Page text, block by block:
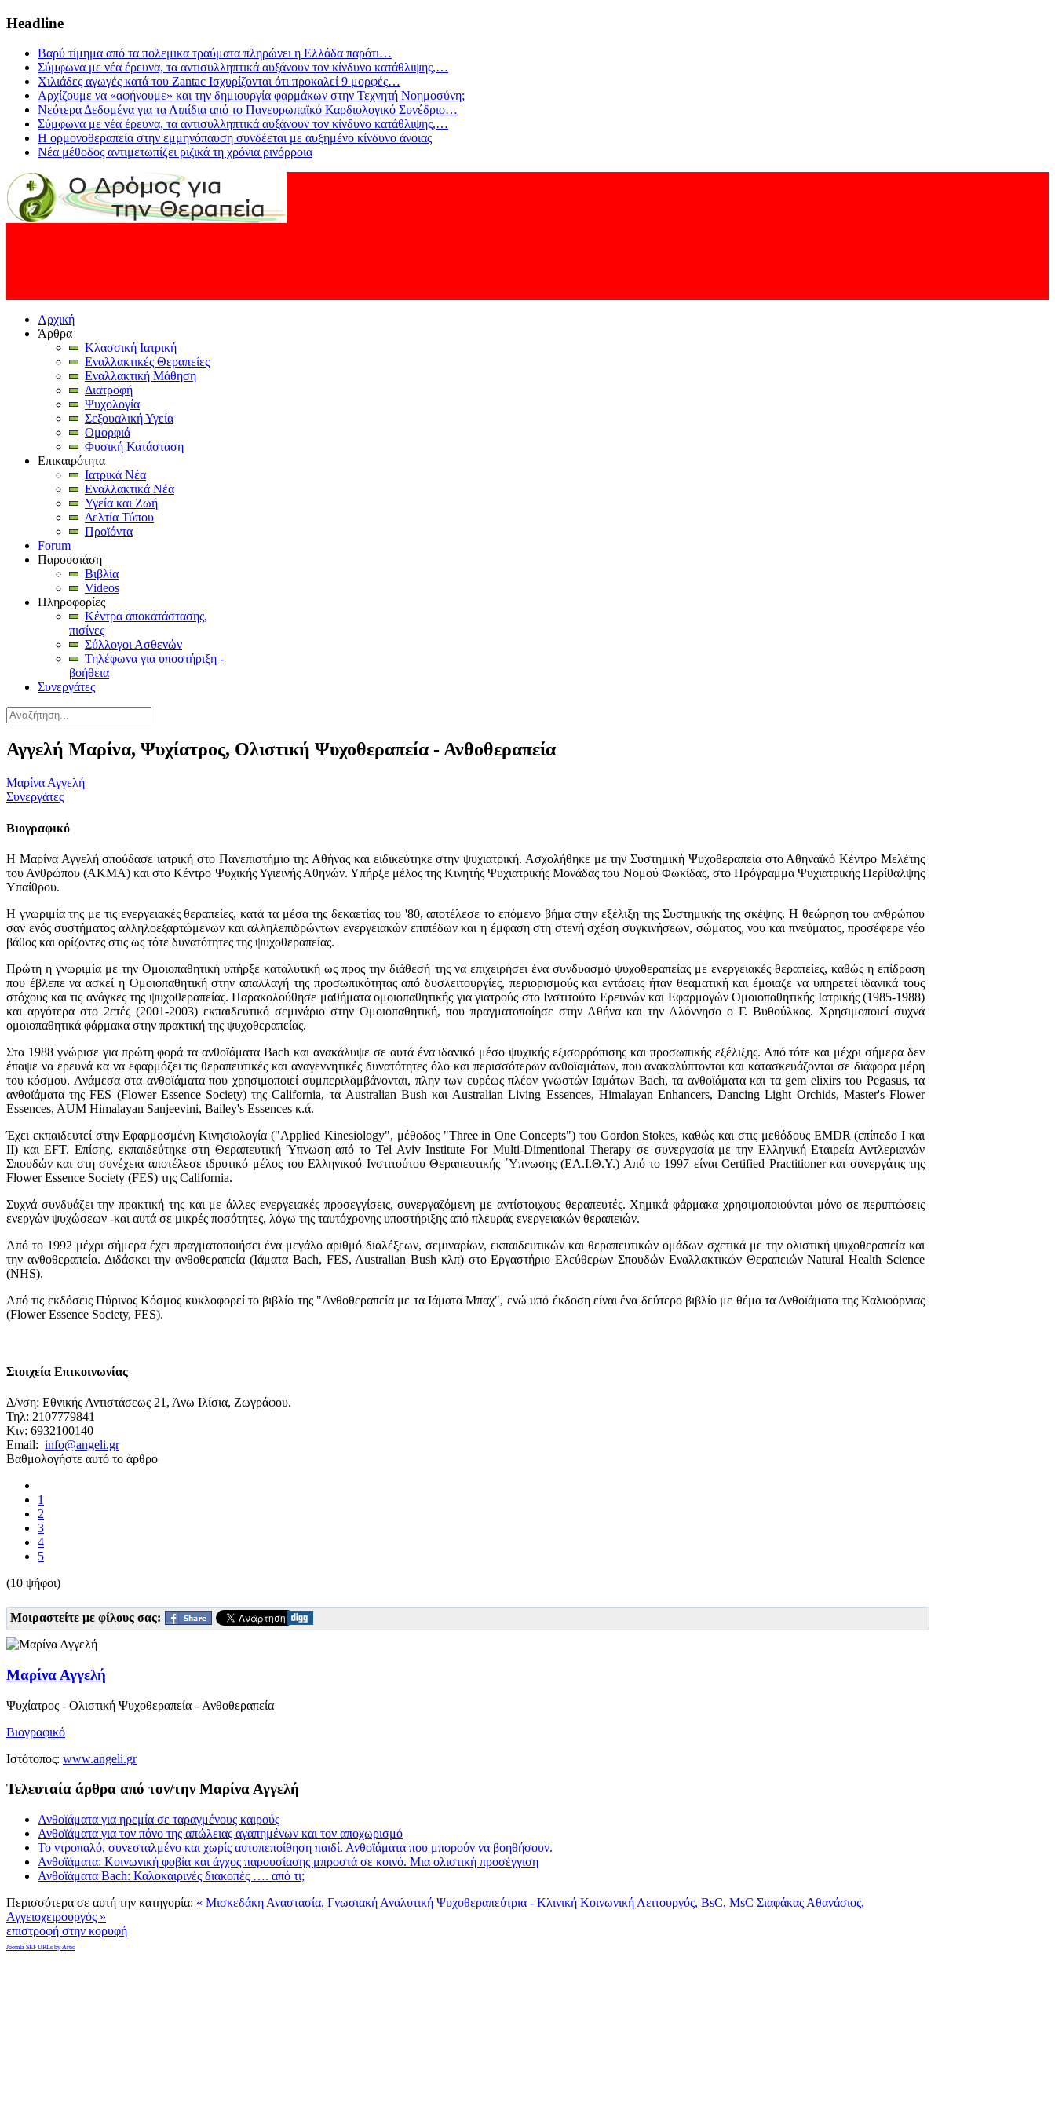
Headline
Βαρύ τίμημα από τα πολεμικα τραύματα πληρώνει η Ελλάδα παρότι…
Σύμφωνα με νέα έρευνα, τα αντισυλληπτικά αυξάνουν τον κίνδυνο κατάθλιψης,…
Χιλιάδες αγωγές κατά του Zantac Ισχυρίζονται ότι προκαλεί 9 μορφές…
Αρχίζουμε να «αφήνουμε» και την δημιουργία φαρμάκων στην Τεχνητή Νοημοσύνη;
Νεότερα Δεδομένα για τα Λιπίδια από το Πανευρωπαϊκό Καρδιολογικό Συνέδριο…
Σύμφωνα με νέα έρευνα, τα αντισυλληπτικά αυξάνουν τον κίνδυνο κατάθλιψης,…
Η ορμονοθεραπεία στην εμμηνόπαυση συνδέεται με αυξημένο κίνδυνο άνοιας
Νέα μέθοδος αντιμετωπίζει ριζικά τη χρόνια ρινόρροια
Αρχική
Άρθρα
Κλασσική Ιατρική
Εναλλακτικές Θεραπείες
Εναλλακτική Μάθηση
Διατροφή
Ψυχολογία
Σεξουαλική Υγεία
Ομορφιά
Φυσική Κατάσταση
Επικαιρότητα
Ιατρικά Νέα
Εναλλακτικά Νέα
Υγεία και Ζωή
Δελτία Τύπου
Προϊόντα
Forum
Παρουσιάση
Βιβλία
Videos
Πληροφορίες
Κέντρα αποκατάστασης,
πισίνες
Σύλλογοι Ασθενών
Τηλέφωνα για υποστήριξη -
βοήθεια
Συνεργάτες
Αγγελή Μαρίνα, Ψυχίατρος, Ολιστική Ψυχοθεραπεία - Ανθοθεραπεία
Μαρίνα Αγγελή
Συνεργάτες
Βιογραφικό
Η Μαρίνα Αγγελή σπούδασε ιατρική στο Πανεπιστήμιο της Αθήνας και ειδικεύτηκε στην ψυχιατρική. Ασχολήθηκε με την Συστημική Ψυχοθεραπεία στο Αθηναϊκό Κέντρο Μελέτης
του Ανθρώπου (ΑΚΜΑ) και στο Κέντρο Ψυχικής Υγιεινής Αθηνών. Υπήρξε μέλος της Κινητής Ψυχιατρικής Μονάδας του Νομού Φωκίδας, στο Πρόγραμμα Ψυχιατρικής Περίθαλψης
Υπαίθρου.
Η γνωριμία της με τις ενεργειακές θεραπείες, κατά τα μέσα της δεκαετίας του '80, αποτέλεσε το επόμενο βήμα στην εξέλιξη της Συστημικής της σκέψης. Η θεώρηση του ανθρώπου
σαν ενός συστήματος αλληλοεξαρτώμενων και αλληλεπιδρώντων ενεργειακών επιπέδων και η έμφαση στη στενή σχέση συγκινήσεων, σώματος, νου και πνεύματος, προσέφερε νέο
βάθος και ορίζοντες στις ως τότε δυνατότητες της ψυχοθεραπείας.
Πρώτη η γνωριμία με την Ομοιοπαθητική υπήρξε καταλυτική ως προς την διάθεσή της να επιχειρήσει ένα συνδυασμό ψυχοθεραπείας με ενεργειακές θεραπείες, καθώς η επίδραση
που έβλεπε να ασκεί η Ομοιοπαθητική στην απαλλαγή της προσωπικότητας από δυσλειτουργίες, περιορισμούς και εντάσεις ήταν θεαματική και έμοιαζε να υπηρετεί ιδανικά τους
στόχους και τις ανάγκες της ψυχοθεραπείας. Παρακολούθησε μαθήματα ομοιοπαθητικής για γιατρούς στο Ινστιτούτο Ερευνών και Εφαρμογών Ομοιοπαθητικής Ιατρικής (1985-1988)
και αργότερα στο 2ετές (2001-2003) εκπαιδευτικό σεμινάριο στην Ομοιοπαθητική, που πραγματοποίησε στην Αθήνα και την Αλόννησο ο Γ. Βυθούλκας. Χρησιμοποιεί συχνά
ομοιοπαθητικά φάρμακα στην πρακτική της ψυχοθεραπείας.
Στα 1988 γνώρισε για πρώτη φορά τα ανθοϊάματα Bach και ανακάλυψε σε αυτά ένα ιδανικό μέσο ψυχικής εξισορρόπισης και προσωπικής εξέλιξης. Από τότε και μέχρι σήμερα δεν
έπαψε να ερευνά κα να εφαρμόζει τις θεραπευτικές και αναγεννητικές δυνατότητες όλο και περισσότερων ανθοϊαμάτων, που ανακαλύπτονται και κατασκευάζονται σε διάφορα μέρη
του κόσμου. Ανάμεσα στα ανθοϊάματα που χρησιμοποιεί συμπεριλαμβάνονται, πλην των ευρέως πλέον γνωστών Ιαμάτων Bach, τα ανθοϊάματα και τα gem elixirs του Pegasus, τα
ανθοϊάματα της FES (Flower Essence Society) της California, τα Australian Bush και Australian Living Essences, Himalayan Enhancers, Dancing Light Orchids, Master's Flower
Essences, AUM Himalayan Sanjeevini, Bailey's Essences κ.ά.
Έχει εκπαιδευτεί στην Εφαρμοσμένη Κινησιολογία ("Applied Kinesiology", μέθοδος "Three in One Concepts") του Gordon Stokes, καθώς και στις μεθόδους EMDR (επίπεδο Ι και
ΙΙ) και EFT. Επίσης, εκπαιδεύτηκε στη Θεραπευτική Ύπνωση από το Tel Aviv Institute For Multi-Dimentional Therapy σε συνεργασία με την Ελληνική Εταιρεία Αντλεριανών
Σπουδών και στη συνέχεια αποτέλεσε ιδρυτικό μέλος του Ελληνικού Ινστιτούτου Θεραπευτικής ΄Υπνωσης (ΕΛ.Ι.Θ.Υ.) Από το 1997 είναι Certified Practitioner και συνεργάτις της
Flower Essence Society (FES) της California.
Συχνά συνδυάζει την πρακτική της και με άλλες ενεργειακές προσεγγίσεις, συνεργαζόμενη με αντίστοιχους θεραπευτές. Xημικά φάρμακα χρησιμοποιούνται μόνο σε περιπτώσεις
ενεργών ψυχώσεων -και αυτά σε μικρές ποσότητες, λόγω της ταυτόχρονης υποστήριξης από πλευράς ενεργειακών θεραπειών.
Από το 1992 μέχρι σήμερα έχει πραγματοποιήσει ένα μεγάλο αριθμό διαλέξεων, σεμιναρίων, εκπαιδευτικών και θεραπευτικών ομάδων σχετικά με την ολιστική ψυχοθεραπεία και
την ανθοθεραπεία. Διδάσκει την ανθοθεραπεία (Ιάματα Bach, FES, Australian Bush κλπ) στο Εργαστήριο Ελεύθερων Σπουδών Εναλλακτικών Θεραπειών Natural Health Science
(NHS).
Από τις εκδόσεις Πύρινος Κόσμος κυκλοφορεί το βιβλίο της "Ανθοθεραπεία με τα Ιάματα Μπαχ", ενώ υπό έκδοση είναι ένα δεύτερο βιβλίο με θέμα τα Ανθοϊάματα της Καλιφόρνιας
(Flower Essence Society, FES).
Στοιχεία Επικοινωνίας
Δ/νση: Εθνικής Αντιστάσεως 21, Άνω Ιλίσια, Ζωγράφου.
Τηλ: 2107779841
Κιν: 6932100140
Email: info@angeli.gr
Βαθμολογήστε αυτό το άρθρο
1
2
3
4
5
(10 ψήφοι)
Μοιραστείτε με φίλους σας:
Μαρίνα Αγγελή
Ψυχίατρος - Ολιστική Ψυχοθεραπεία - Ανθοθεραπεία
Βιογραφικό
Ιστότοπος: www.angeli.gr
Τελευταία άρθρα από τον/την Μαρίνα Αγγελή
Ανθοϊάματα για ηρεμία σε ταραγμένους καιρούς
Ανθοϊάματα για τον πόνο της απώλειας αγαπημένων και τον αποχωρισμό
Το ντροπαλό, συνεσταλμένο και χωρίς αυτοπεποίθηση παιδί. Ανθοϊάματα που μπορούν να βοηθήσουν.
Ανθοϊάματα: Κοινωνική φοβία και άγχος παρουσίασης μπροστά σε κοινό. Μια ολιστική προσέγγιση
Ανθοϊάματα Bach: Καλοκαιρινές διακοπές …. από τι;
Περισσότερα σε αυτή την κατηγορία: « Μισκεδάκη Αναστασία, Γνωσιακή Αναλυτική Ψυχοθεραπεύτρια - Κλινική Κοινωνική Λειτουργός, BsC, MsC Σιαφάκας Αθανάσιος,
Αγγειοχειρουργός »
επιστροφή στην κορυφή
Joomla SEF URLs by Artio